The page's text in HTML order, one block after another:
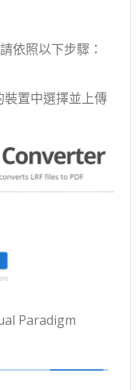
請依照以下步驟：
裝置中選擇並上傳
Paradigm